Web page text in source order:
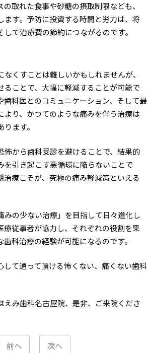
取れた食事や砂糖の摂取制限なども、
ます。予防に投資する時間と労力は、将
て治療費の節約につながるのです。
くすことは難しいかもしれませんが、
ることで、大幅に軽減することが可能で
歯科医とのコミュニケーション、そして最
より、かつてのような痛みを伴う治療は
ます。
怖から歯科受診を避けることで、結果的
を引き起こす悪循環に陥らないことで
治療こそが、究極の痛み軽減策といえる
みの少ない治療」を目指して日々進化し
療従事者が協力し、それぞれの役割を果
科治療の経験が可能になるのです。
して通って頂ける怖くない、痛くない歯科
えみ歯科名古屋院、是非、ご来院くださ
前へ 次へ